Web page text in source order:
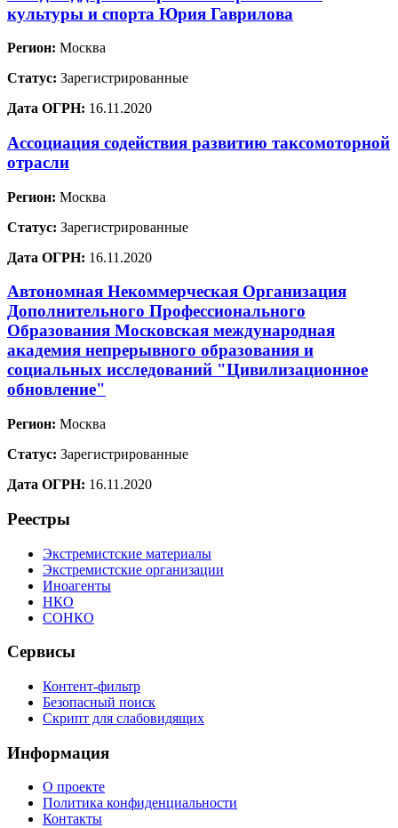
культуры и спорта Юрия Гаврилова
Регион: Москва
Статус: Зарегистрированные
Дата ОГРН: 16.11.2020
Ассоциация содействия развитию таксомоторной
отрасли
Регион: Москва
Статус: Зарегистрированные
Дата ОГРН: 16.11.2020
Автономная Некоммерческая Организация
Дополнительного Профессионального
Образования Московская международная
академия непрерывного образования и
социальных исследований "Цивилизационное
обновление"
Регион: Москва
Статус: Зарегистрированные
Дата ОГРН: 16.11.2020
Реестры
Экстремистские материалы
Экстремистские организации
Иноагенты
НКО
СОНКО
Сервисы
Контент-фильтр
Безопасный поиск
Скрипт для слабовидящих
Информация
О проекте
Политика конфиденциальности
Контакты